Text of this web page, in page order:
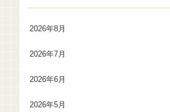
2026年8月
2026年7月
2026年6月
2026年5月